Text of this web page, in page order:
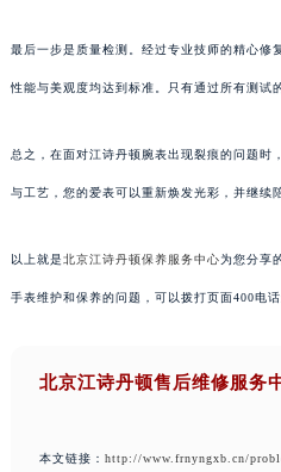
最后一步是质量检测。经过专业技师的精心修
性能与美观度均达到标准。只有通过所有测试
总之，在面对江诗丹顿腕表出现裂痕的问题时
与工艺，您的爱表可以重新焕发光彩，并继续
以上就是北京江诗丹顿保养服务中心为您分享
手表维护和保养的问题，可以拨打页面400电
北京江诗丹顿售后维修服务
本文链接： http://www.frnyngxb.cn/